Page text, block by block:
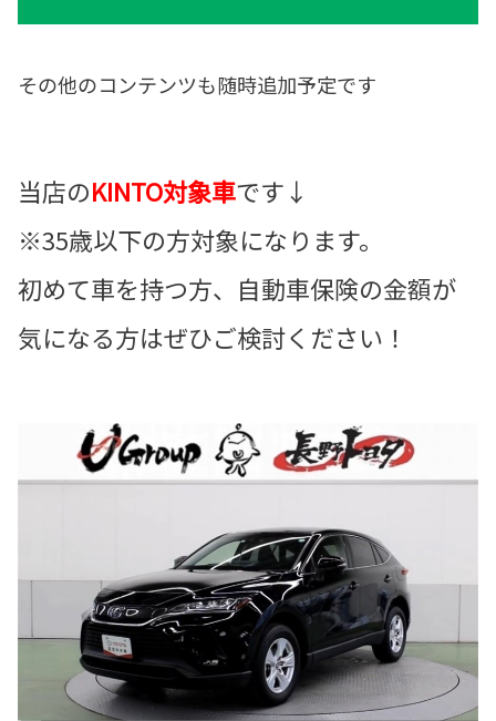
その他のコンテンツも随時追加予定です
当店のKINTO対象車です↓
※35歳以下の方対象になります。
初めて車を持つ方、自動車保険の金額が
気になる方はぜひご検討ください！